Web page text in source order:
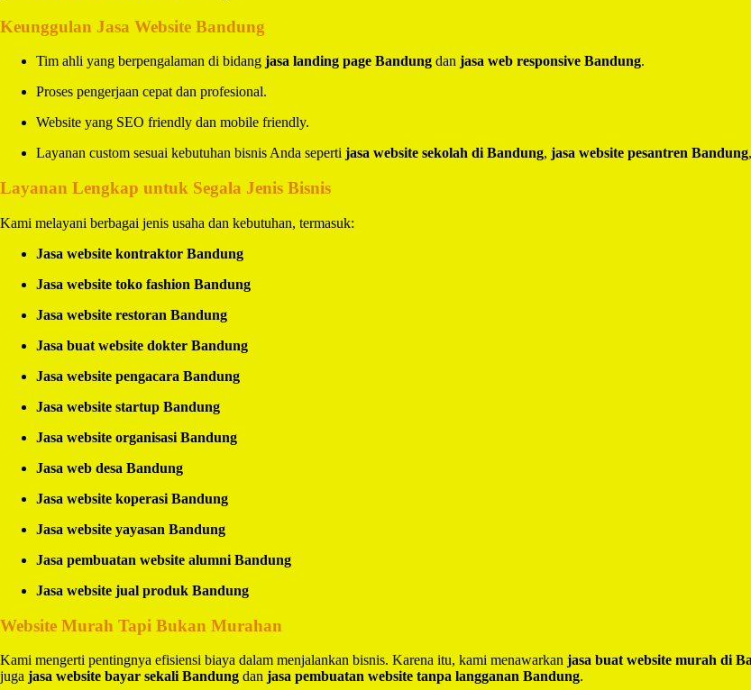
Keunggulan Jasa Website Bandung
Tim ahli yang berpengalaman di bidang jasa landing page Bandung dan jasa web responsive Bandung.
Proses pengerjaan cepat dan profesional.
Website yang SEO friendly dan mobile friendly.
Layanan custom sesuai kebutuhan bisnis Anda seperti jasa website sekolah di Bandung, jasa website pesantren Bandung
Layanan Lengkap untuk Segala Jenis Bisnis
Kami melayani berbagai jenis usaha dan kebutuhan, termasuk:
Jasa website kontraktor Bandung
Jasa website toko fashion Bandung
Jasa website restoran Bandung
Jasa buat website dokter Bandung
Jasa website pengacara Bandung
Jasa website startup Bandung
Jasa website organisasi Bandung
Jasa web desa Bandung
Jasa website koperasi Bandung
Jasa website yayasan Bandung
Jasa pembuatan website alumni Bandung
Jasa website jual produk Bandung
Website Murah Tapi Bukan Murahan
Kami mengerti pentingnya efisiensi biaya dalam menjalankan bisnis. Karena itu, kami menawarkan jasa buat website murah di
juga jasa website bayar sekali Bandung dan jasa pembuatan website tanpa langganan Bandung.